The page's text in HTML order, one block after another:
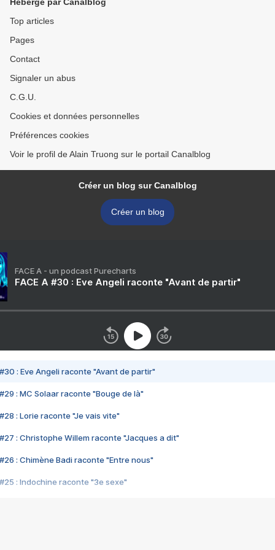
Top articles
Pages
Contact
Signaler un abus
C.G.U.
Cookies et données personnelles
Préférences cookies
Voir le profil de Alain Truong sur le portail Canalblog
Créer un blog sur Canalblog
Créer un blog
FACE A - un podcast Purecharts
FACE A #30 : Eve Angeli raconte "Avant de partir"
#30 : Eve Angeli raconte "Avant de partir"
#29 : MC Solaar raconte "Bouge de là"
#28 : Lorie raconte "Je vais vite"
#27 : Christophe Willem raconte "Jacques a dit"
#26 : Chimène Badi raconte "Entre nous"
#25 : Indochine raconte "3e sexe"